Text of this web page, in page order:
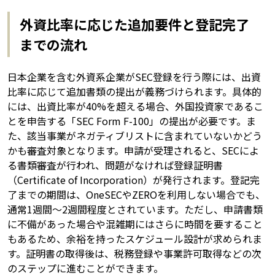
外資比率に応じた追加要件と登記完了
までの流れ
日本企業を含む外資系企業がSEC登録を行う際には、出資
比率に応じて追加書類の提出が義務づけられます。具体的
には、出資比率が40%を超える場合、外国投資家であるこ
とを申告する「SEC Form F-100」の提出が必要です。ま
た、該当事業がネガティブリストに含まれていないかどう
かも審査対象となります。申請が受理されると、SECによ
る書類審査が行われ、問題がなければ登録証明書
（Certificate of Incorporation）が発行されます。登記完
了までの期間は、OneSECやZEROを利用しない場合でも、
通常1週間〜2週間程度とされています。ただし、申請書類
に不備があった場合や混雑期にはさらに時間を要すること
もあるため、余裕を持ったスケジュール設計が求められま
す。証明書の取得後は、税務登録や事業許可取得などの次
のステップに進むことができます。